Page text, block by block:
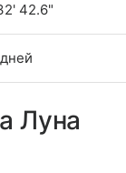
42.6"
Луна